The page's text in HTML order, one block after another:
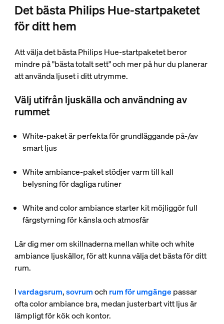
Det bästa Philips Hue-startpaketet
för ditt hem
Att välja det bästa Philips Hue-startpaketet beror
mindre på "bästa totalt sett" och mer på hur du planerar
att använda ljuset i ditt utrymme.
Välj utifrån ljuskälla och användning av
rummet
White-paket är perfekta för grundläggande på-/av
smart ljus
White ambiance-paket stödjer varm till kall
belysning för dagliga rutiner
White and color ambiance starter kit möjliggör full
färgstyrning för känsla och atmosfär
Lär dig mer om skillnaderna mellan white och white
ambiance ljuskällor, för att kunna välja det bästa för ditt
rum.
Ivardagsrum,sovrumoch rum för umgängepassar
ofta color ambiance bra, medan justerbart vitt ljus är
lämpligt för kök och kontor.